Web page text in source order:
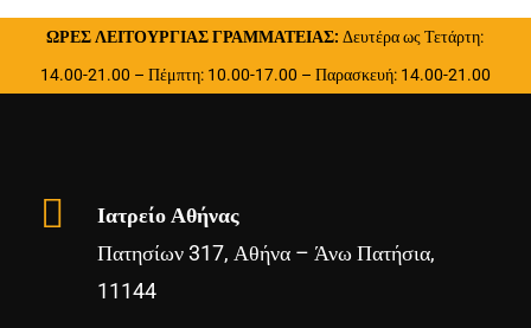
ΩΡΕΣ ΛΕΙΤΟΥΡΓΙΑΣ ΓΡΑΜΜΑΤΕΙΑΣ: Δευτέρα ως Τετάρτη:
14.00-21.00 – Πέμπτη: 10.00-17.00 – Παρασκευή: 14.00-21.00
Ιατρείο Αθήνας
Πατησίων 317, Αθήνα – Άνω Πατήσια,
11144